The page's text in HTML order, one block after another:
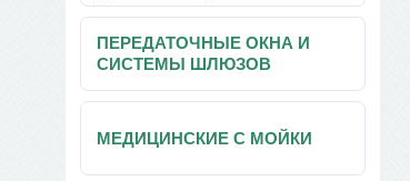
ПЕРЕДАТОЧНЫЕ ОКНА И
СИСТЕМЫ ШЛЮЗОВ
МЕДИЦИНСКИЕ С МОЙКИ